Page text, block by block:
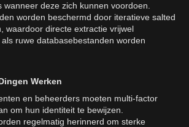
wanneer deze zich kunnen voordoen.
worden beschermd door iteratieve salted
waardoor directe extractie vrijwel
ruwe databasebestanden worden
Werken
en beheerders moeten multi-factor
om hun identiteit te bewijzen.
regelmatig herinnerd om sterke